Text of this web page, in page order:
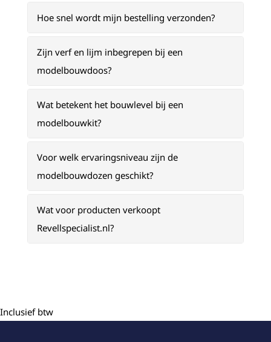
Hoe snel wordt mijn bestelling verzonden?
Zijn verf en lijm inbegrepen bij een
modelbouwdoos?
Wat betekent het bouwlevel bij een
modelbouwkit?
Voor welk ervaringsniveau zijn de
modelbouwdozen geschikt?
Wat voor producten verkoopt
Revellspecialist.nl?
Inclusief btw